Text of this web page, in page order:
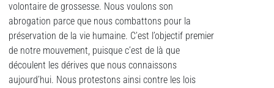
volontaire de grossesse. Nous voulons son
abrogation parce que nous combattons pour la
préservation de la vie humaine. C’est l’objectif premier
de notre mouvement, puisque c’est de là que
découlent les dérives que nous connaissons
aujourd’hui. Nous protestons ainsi contre les lois